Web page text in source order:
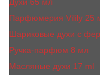
Парфюмерия Vilily 25
Шариковые духи с
Ручка-парфюм 8 мл
Масляные духи 17 ml